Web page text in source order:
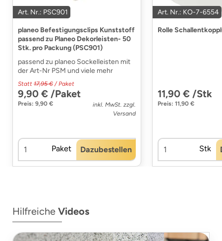
Art. Nr.: PSC901
planeo Befestigungsclips Kunststoff
passend zu Planeo Dekorleisten- 50
Stk. pro Packung (PSC901)
passend zu planeo Sockelleisten mit
der Art-Nr PSM und viele mehr
Statt 17,95 € / Paket
9,90 € /Paket
Preis: 9,90 €
inkl. MwSt. zzgl.
Versand
Paket Dazubestellen
Art. Nr.: KO-7-6554
Rolle
11,90 € /Stk
Preis: 11,90 €
Stk
Hilfreiche Videos